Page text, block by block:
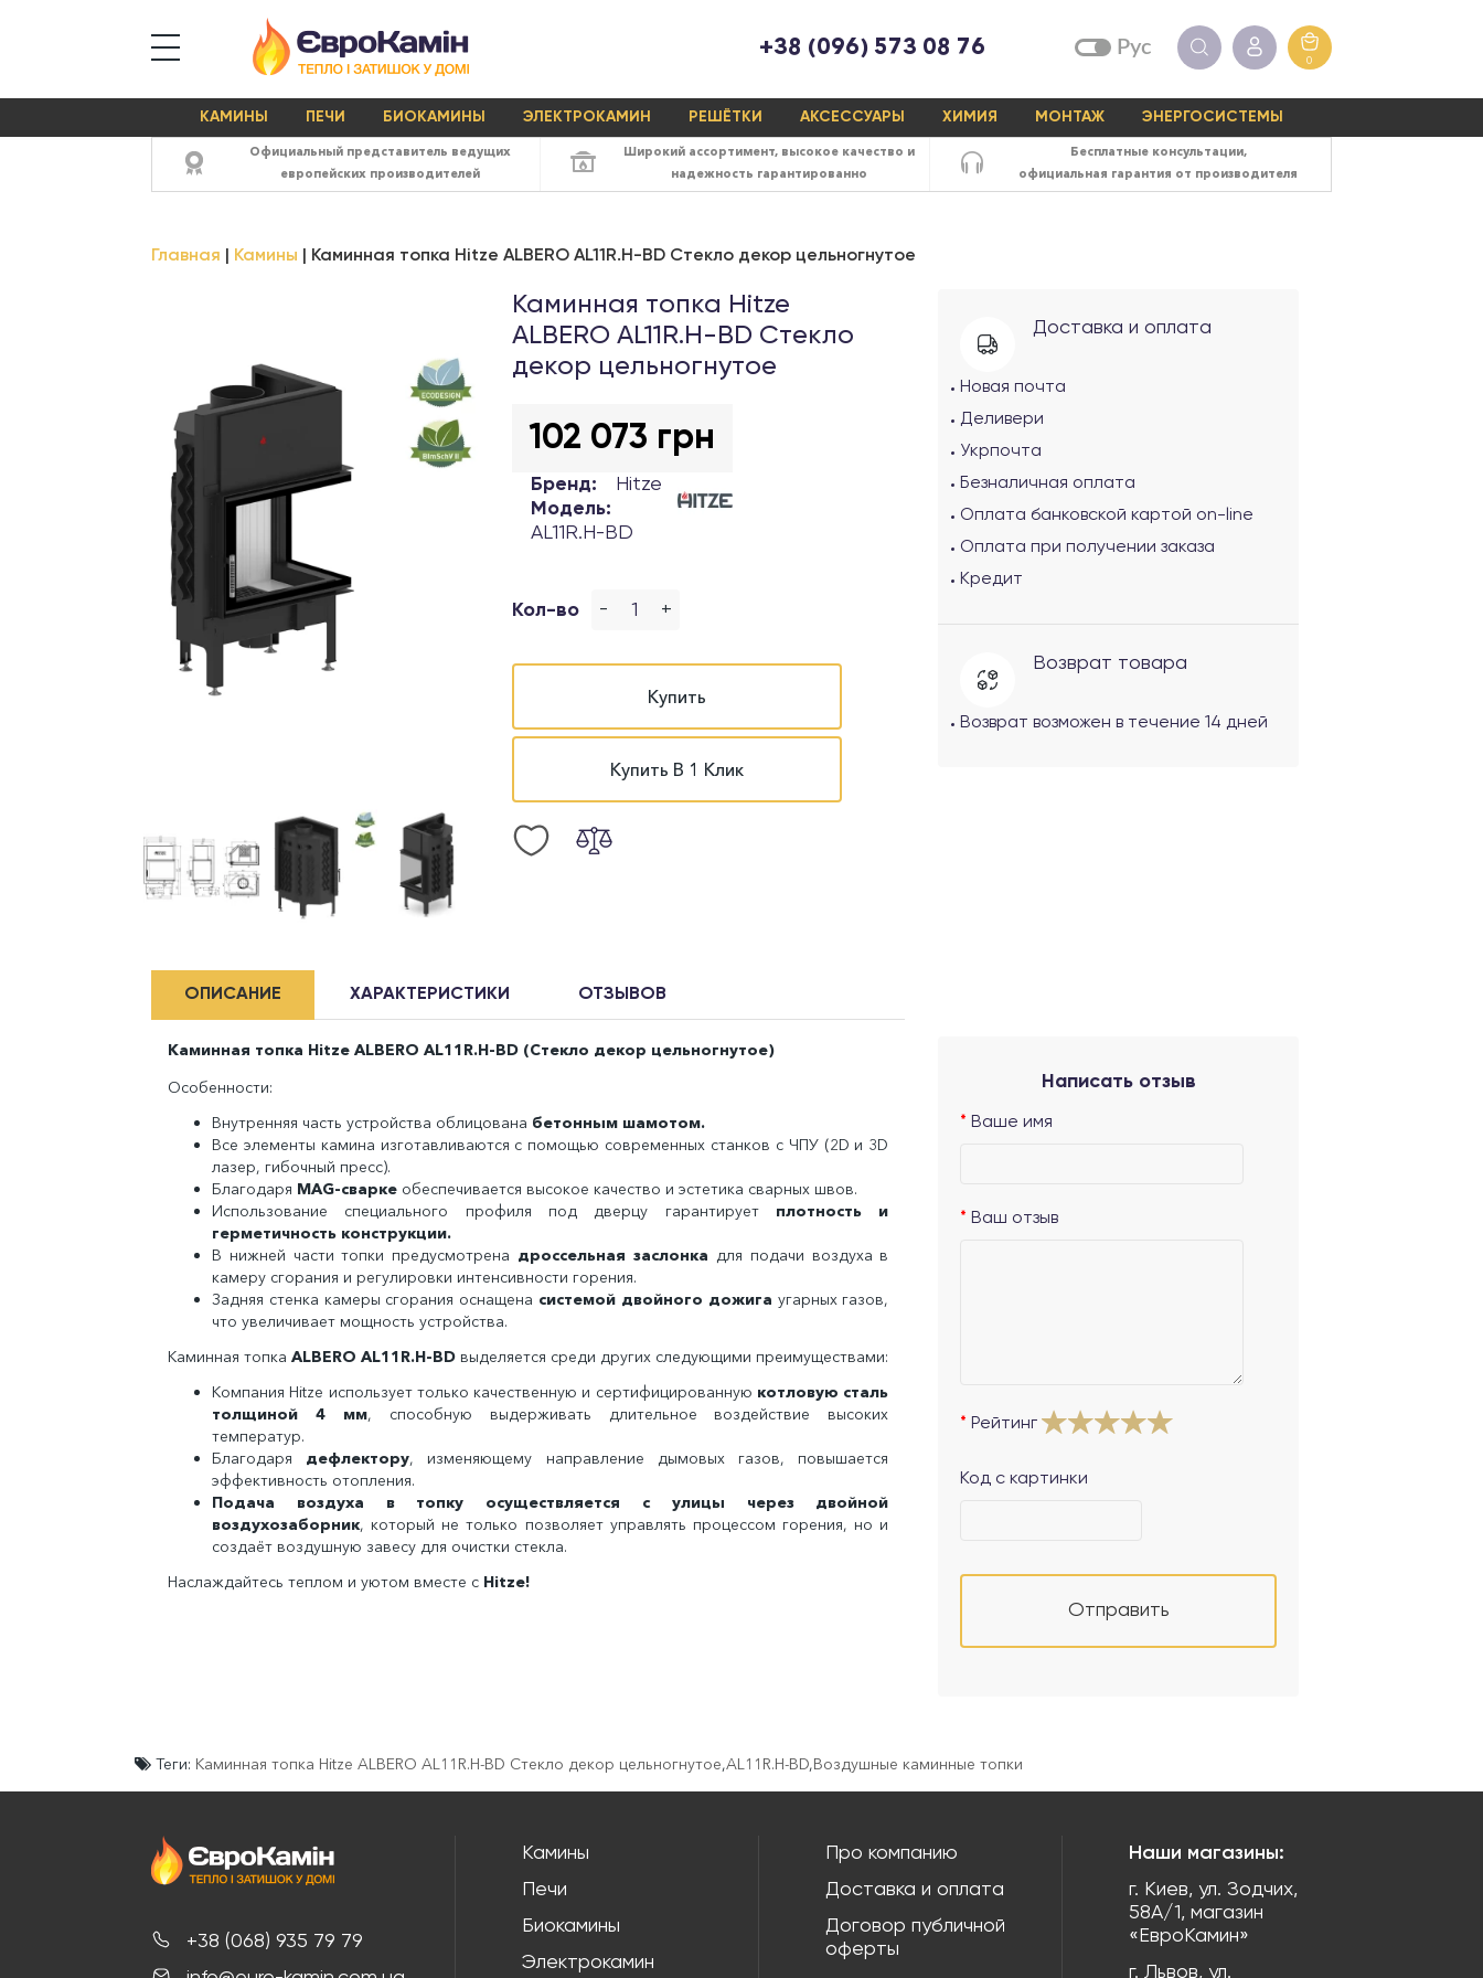
+38 (096) 573 08 76 Рус
0
КАМИНЫ ПЕЧИ БИОКАМИНЫ ЭЛЕКТРОКАМИН РЕШЁТКИ АКСЕССУАРЫ ХИМИЯ МОНТАЖ ЭНЕРГОСИСТЕМЫ
Официальный представитель ведущих
европейских производителей
Широкий ассортимент, высокое качество и
надежность гарантированно
Бесплатные консультации,
официальная гарантия от производителя
Главная Камины Каминная топка Hitze ALBERO AL11R.H-BD Cтекло декор цельногнутое
Каминная топка Hitze
ALBERO AL11R.H-BD Cтекло
декор цельногнутое
102 073 грн
Бренд:
Hitze
Модель:
AL11R.H-BD
Кол-во - +
Купить
Купить В 1 Клик
Доставка и оплата
Новая почта
Деливери
Укрпочта
Безналичная оплата
Оплата банковской картой on-line
Оплата при получении заказа
Кредит
Возврат товара
Возврат возможен в течение 14 дней
ОПИСАНИЕ ХАРАКТЕРИСТИКИ ОТЗЫВОВ
Каминная топка Hitze ALBERO AL11R.H-BD (Cтекло декор цельногнутое)
Особенности:
Внутренняя часть устройства облицована бетонным шамотом.
Все элементы камина изготавливаются с помощью современных станков с ЧПУ (2D и 3D
лазер, гибочный пресс).
Благодаря MAG-сварке обеспечивается высокое качество и эстетика сварных швов.
Использование специального профиля под дверцу гарантирует плотность и
герметичность конструкции.
В нижней части топки предусмотрена дроссельная заслонка для подачи воздуха в
камеру сгорания и регулировки интенсивности горения.
Задняя стенка камеры сгорания оснащена системой двойного дожига угарных газов,
что увеличивает мощность устройства.
Каминная топка ALBERO AL11R.H-BD выделяется среди других следующими преимуществами:
Компания Hitze использует только качественную и сертифицированную котловую сталь
толщиной 4 мм, способную выдерживать длительное воздействие высоких
температур.
Благодаря дефлектору, изменяющему направление дымовых газов, повышается
эффективность отопления.
Подача воздуха в топку осуществляется с улицы через двойной
воздухозаборник, который не только позволяет управлять процессом горения, но и
создаёт воздушную завесу для очистки стекла.
Наслаждайтесь теплом и уютом вместе с Hitze!
Написать отзыв
Ваше имя
Ваш отзыв
Рейтинг
Код с картинки
Отправить
Теги: Каминная топка Hitze ALBERO AL11R.H-BD Cтекло декор цельногнутое,AL11R.H-BD,Воздушные каминные топки
+38 (068) 935 79 79
Камины
Печи
Биокамины
Электрокамин
Про компанию
Доставка и оплата
Договор публичной
оферты
Наши магазины:
г. Киев, ул. Зодчих,
58А/1, магазин
«ЕвроКамин»
г. Львов, ул.